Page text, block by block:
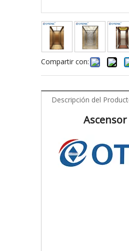
Compartir con:
Descripción del